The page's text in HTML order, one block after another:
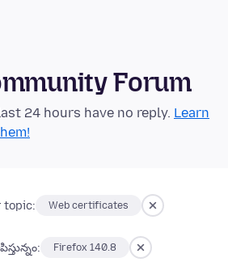
Forum
24 hours have no reply. Learn
topic: Web certificates
Firefox 140.8